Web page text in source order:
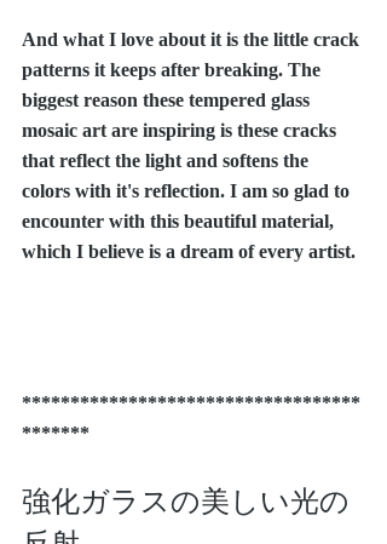
And what I love about it is the little crack
patterns it keeps after breaking. The
biggest reason these tempered glass
mosaic art are inspiring is these cracks
that reflect the light and softens the
colors with it's reflection. I am so glad to
encounter with this beautiful material,
which I believe is a dream of every artist.
***********************************
*******
強化ガラスの美しい光の